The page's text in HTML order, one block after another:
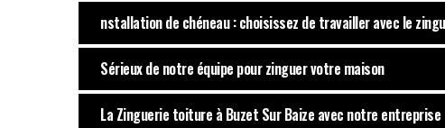
nstallation de chéneau : choisissez de travailler avec le
Sérieux de notre équipe pour zinguer votre maison
La Zinguerie toiture à Buzet Sur Baize avec notre entreprise